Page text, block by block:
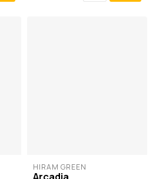
HIRAM GREEN